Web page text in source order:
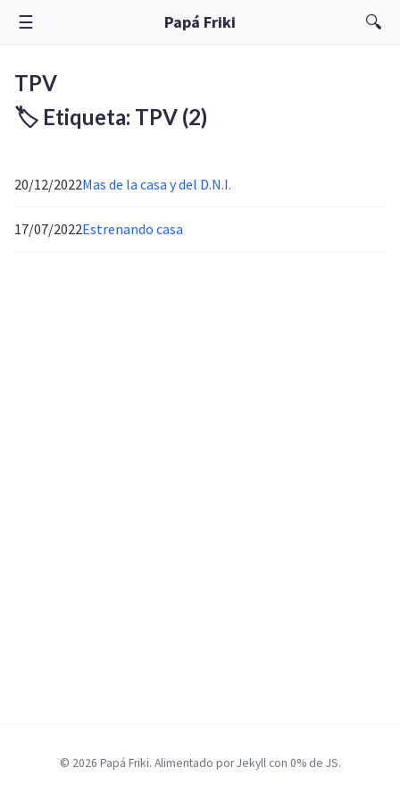
☰ Papá Friki 🔍
TPV
🏷️ Etiqueta: TPV (2)
20/12/2022Mas de la casa y del D.N.I.
17/07/2022Estrenando casa
© 2026 Papá Friki. Alimentado por Jekyll con 0% de JS.